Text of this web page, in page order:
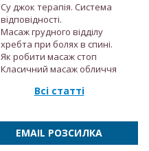
Су джок терапія. Система
відповідності.
Масаж грудного відділу
хребта при болях в спині.
Як робити масаж стоп
Класичний масаж обличчя
Всі статті
EMAIL РОЗСИЛКА